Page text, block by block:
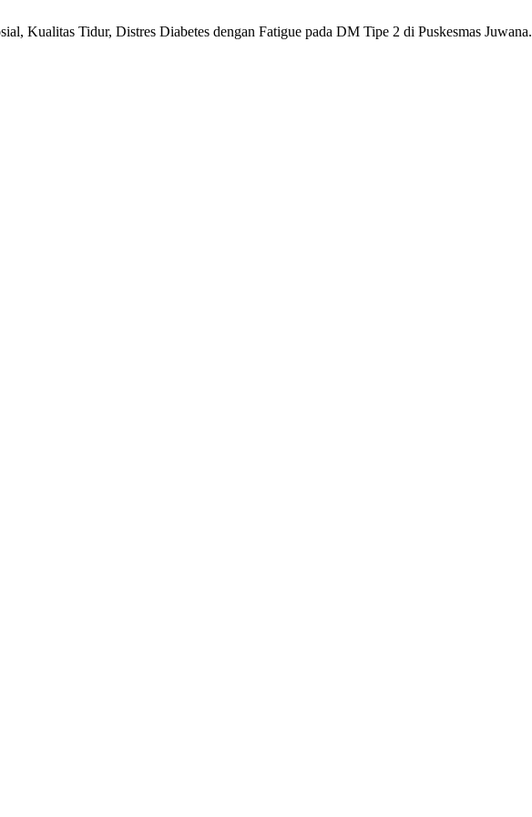
Kualitas Tidur, Distres Diabetes dengan Fatigue pada DM Tipe 2 di Puskesmas Juwana.